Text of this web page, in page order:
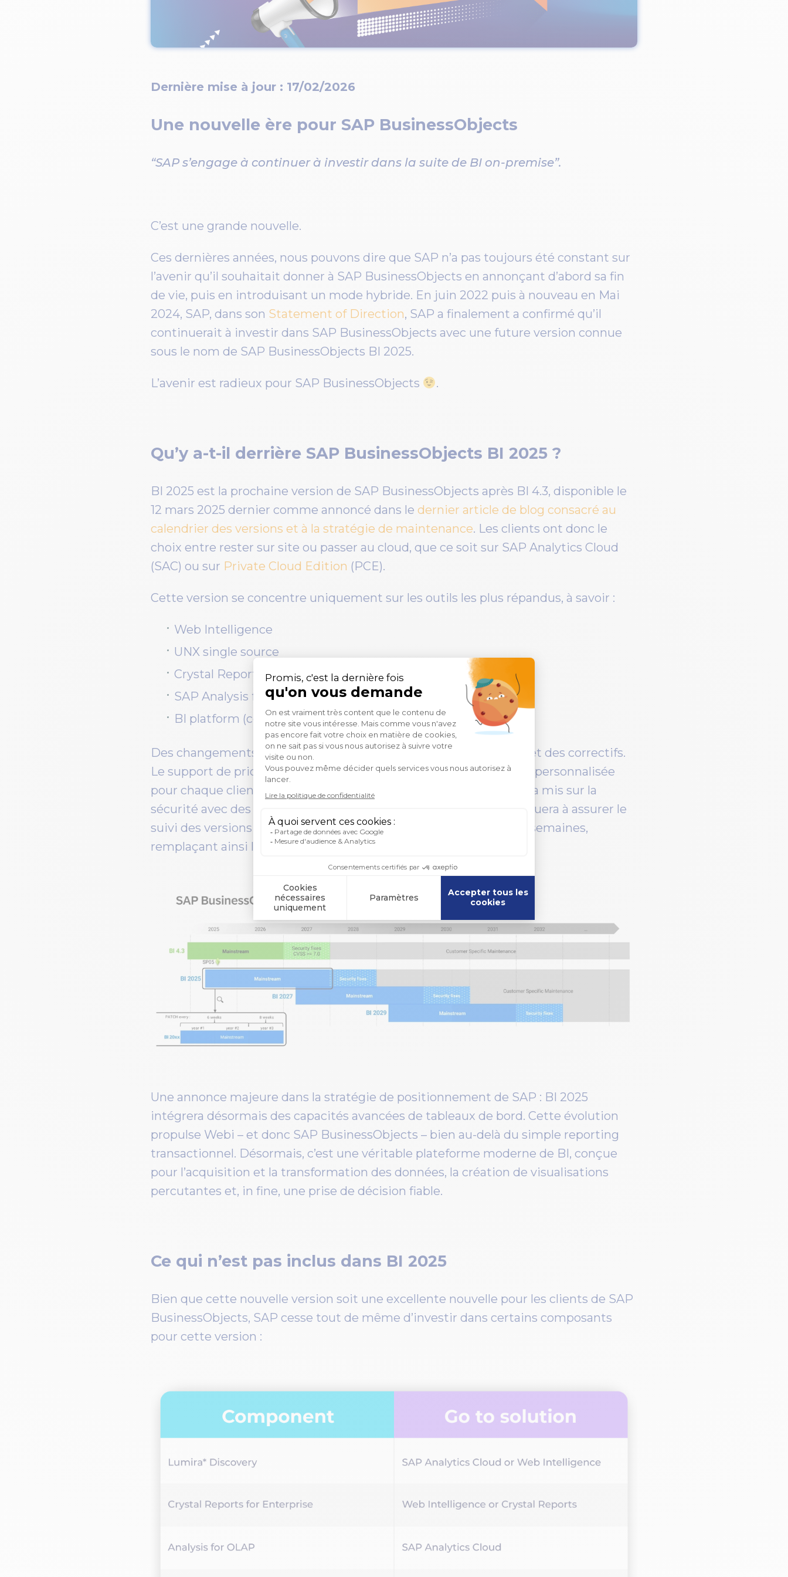
Dernière mise à jour : 17/02/2026
Une nouvelle ère pour SAP BusinessObjects
“SAP s’engage à continuer à investir dans la suite de BI on-premise”.
C’est une grande nouvelle.
Ces dernières années, nous pouvons dire que SAP n’a pas toujours été constant sur
l’avenir qu’il souhaitait donner à SAP BusinessObjects en annonçant d’abord sa fin
de vie, puis en introduisant un mode hybride. En juin 2022 puis à nouveau en Mai
2024, SAP, dans son Statement of Direction, SAP a finalement a confirmé qu’il
continuerait à investir dans SAP BusinessObjects avec une future version connue
sous le nom de SAP BusinessObjects BI 2025.
L’avenir est radieux pour SAP BusinessObjects .
Qu’y a-t-il derrière SAP BusinessObjects BI 2025 ?
BI 2025 est la prochaine version de SAP BusinessObjects après BI 4.3, disponible le
12 mars 2025 dernier comme annoncé dans le dernier article de blog consacré au
calendrier des versions et à la stratégie de maintenance. Les clients ont donc le
choix entre rester sur site ou passer au cloud, que ce soit sur SAP Analytics Cloud
(SAC) ou sur Private Cloud Edition (PCE).
Cette version se concentre uniquement sur les outils les plus répandus, à savoir :
Web Intelligence
UNX single source
Crystal Reports Classic
SAP Analysis for Microsoft Office
BI platform (comprenant le BI Launchpad)
Des changements ont également été apportés concernant au sujet des correctifs.
Le support de priorité 1 est supprimé au profit d’une maintenance personnalisée
pour chaque client (CSM). Durant les 12 premiers mois, l’accent sera mis sur la
sécurité avec des correctifs dédiés. Et bonne nouvelle : SAP continuera à assurer le
suivi des versions BI 20XX en livrant des correctifs toutes les 6 à 8 semaines,
remplaçant ainsi les anciens Service Packs.
Une annonce majeure dans la stratégie de positionnement de SAP : BI 2025
intégrera désormais des capacités avancées de tableaux de bord. Cette évolution
propulse Webi – et donc SAP BusinessObjects – bien au-delà du simple reporting
transactionnel. Désormais, c’est une véritable plateforme moderne de BI, conçue
pour l’acquisition et la transformation des données, la création de visualisations
percutantes et, in fine, une prise de décision fiable.
Ce qui n’est pas inclus dans BI 2025
Bien que cette nouvelle version soit une excellente nouvelle pour les clients de SAP
BusinessObjects, SAP cesse tout de même d’investir dans certains composants
pour cette version :